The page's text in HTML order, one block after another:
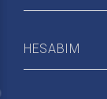
HESABIM